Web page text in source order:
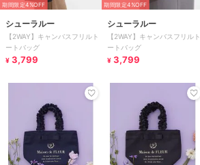
期間限定4%OFF
シューラルー
【2WAY】キャンバスフリルト
ートバッグ
¥ 3,799
期間限定4%OFF
シューラルー
【2WAY】キャンバスフリルト
ートバッグ
¥ 3,799